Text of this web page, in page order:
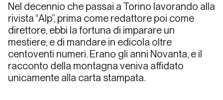
Dalle
riviste… a
Instagram!
Dalla carta all'etere
Nel decennio che passai a Torino lavorando alla
rivista “Alp”, prima come redattore poi come
direttore, ebbi la fortuna di imparare un
mestiere, e di mandare in edicola oltre
centoventi numeri. Erano gli anni Novanta, e il
racconto della montagna veniva affidato
unicamente alla carta stampata.